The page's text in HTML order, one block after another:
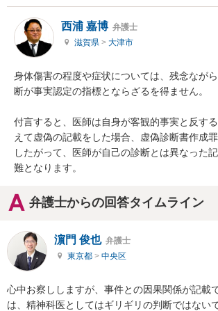
西浦 嘉博 弁護士
滋賀県 > 大津市
身体傷害の程度や症状については、残念なが
断が事実認定の指標とならざるを得ません。
付言すると、医師は自身が客観的事実と反す
えて虚偽の記載をした場合、虚偽診断書作成罪
したがって、医師が自己の診断とは異なった
難となります。
弁護士からの回答タイムライン
濵門 俊也 弁護士
東京都 > 中央区
心中お察ししますが、事件との因果関係が記載
は、精神科医としてはギリギリの判断ではない